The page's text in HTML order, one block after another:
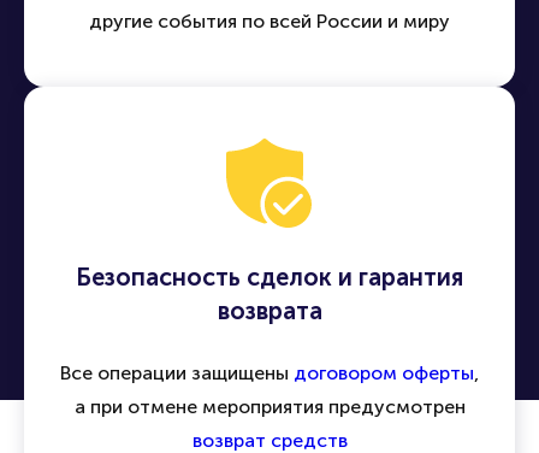
другие события по всей России и миру
Безопасность сделок и гарантия
возврата
Все операции защищены договором оферты,
а при отмене мероприятия предусмотрен
возврат средств